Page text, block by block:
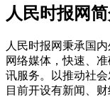
人民时报网
人民时报网秉承国
网络媒体，快速、
讯服务。以推动社
目前开设有新闻、